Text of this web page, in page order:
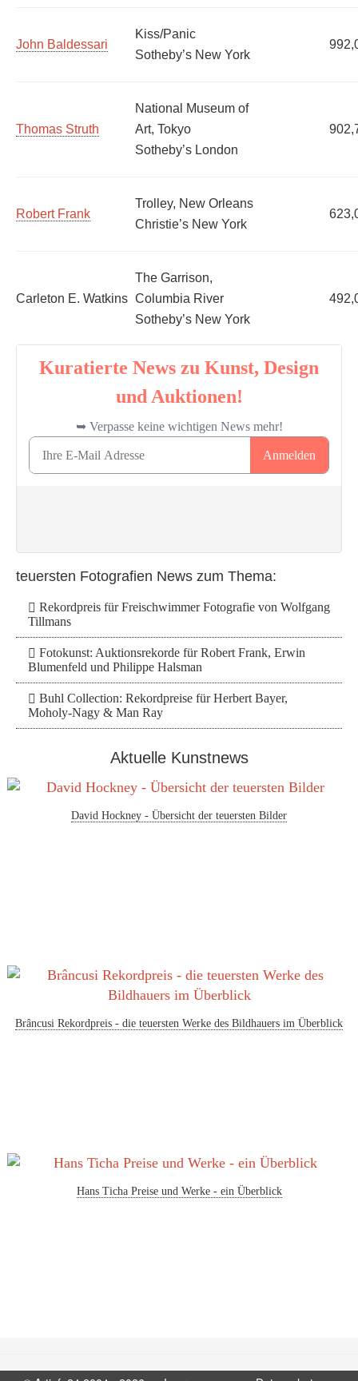
John Baldessari
Kiss/Panic
Sotheby’s New York
Thomas Struth
National Museum of
Art, Tokyo
Sotheby’s London
Robert Frank
Trolley, New Orleans
Christie’s New York
Carleton E. Watkins
The Garrison,
Columbia River
Sotheby’s New York
teuersten Fotografien News zum Thema:
Rekordpreis für Freischwimmer Fotografie von Wolfgang
Tillmans
Fotokunst: Auktionsrekorde für Robert Frank, Erwin
Blumenfeld und Philippe Halsman
Buhl Collection: Rekordpreise für Herbert Bayer,
Moholy-Nagy & Man Ray
Aktuelle Kunstnews
David Hockney - Übersicht der teuersten Bilder
Brâncusi Rekordpreis - die teuersten Werke des Bildhauers im Überblick
Hans Ticha Preise und Werke - ein Überblick